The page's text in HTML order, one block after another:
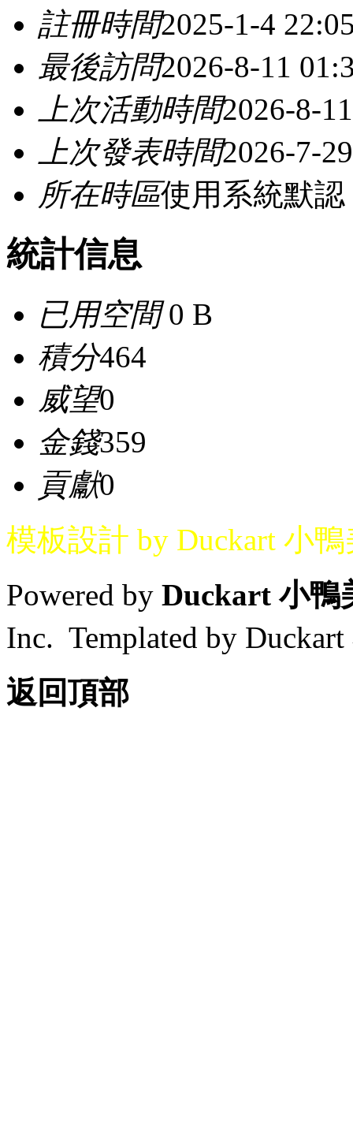
註冊時間2025-1-4
最後訪問2026-8-11
上次活動時間2026-8-
上次發表時間2026-7-
所在時區使用系統默認
統計信息
已用空間0 B
積分464
威望0
金錢359
貢獻0
模板設計 by Duckart 小
Powered by Duckart 小鴨
Inc. Templated by
返回頂部